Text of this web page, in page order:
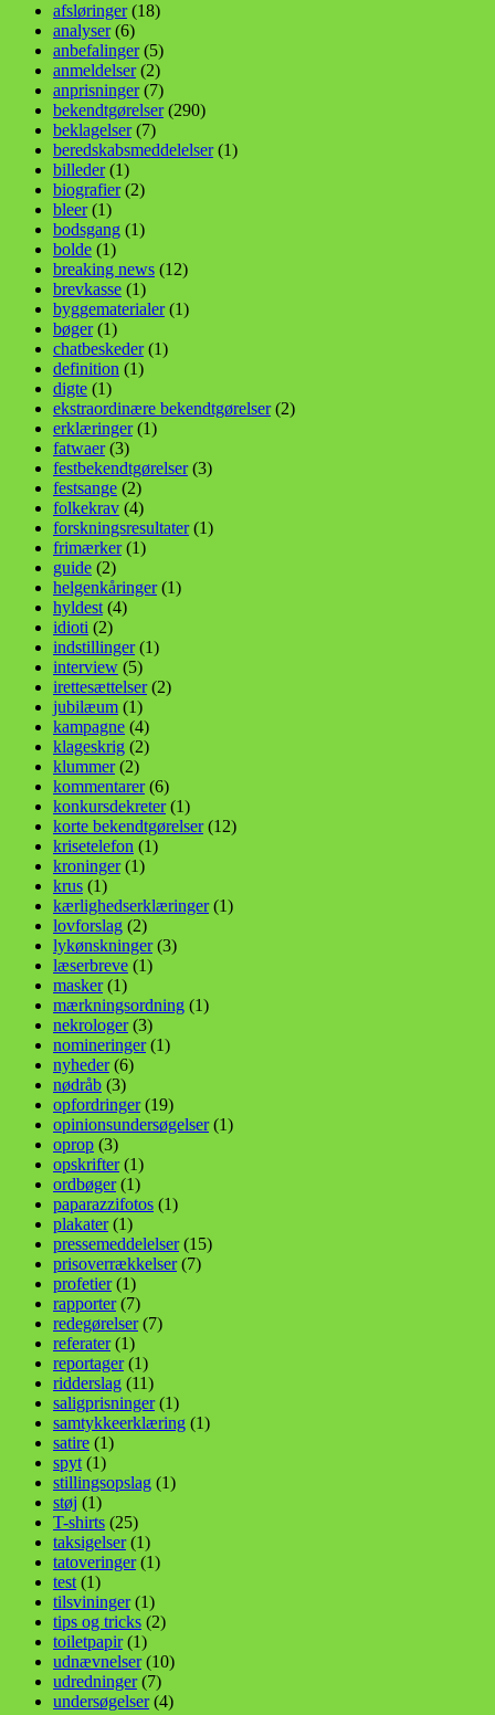
afsløringer(18)
analyser(6)
anbefalinger(5)
anmeldelser(2)
anprisninger(7)
bekendtgørelser(290)
beklagelser(7)
beredskabsmeddelelser(1)
billeder(1)
biografier(2)
bleer(1)
bodsgang (1)
bolde (1)
breaking news (12)
brevkasse (1)
byggematerialer(1)
bøger(1)
chatbeskeder(1)
definition (1)
digte (1)
ekstraordinære bekendtgørelser(2)
erklæringer(1)
fatwaer(3)
festbekendtgørelser(3)
festsange (2)
folkekrav (4)
forskningsresultater(1)
frimærker(1)
guide (2)
helgenkåringer(1)
hyldest (4)
idioti (2)
indstillinger(1)
interview (5)
irettesættelser(2)
jubilæum (1)
kampagne (4)
klageskrig (2)
klummer(2)
kommentarer(6)
konkursdekreter(1)
korte bekendtgørelser(12)
krisetelefon (1)
kroninger(1)
krus (1)
kærlighedserklæringer(1)
lovforslag (2)
lykønskninger(3)
læserbreve (1)
masker(1)
mærkningsordning (1)
nekrologer(3)
nomineringer(1)
nyheder(6)
nødråb (3)
opfordringer(19)
opinionsundersøgelser(1)
oprop (3)
opskrifter(1)
ordbøger(1)
paparazzifotos (1)
plakater(1)
pressemeddelelser(15)
prisoverrækkelser(7)
profetier(1)
rapporter(7)
redegørelser(7)
referater(1)
reportager(1)
ridderslag (11)
saligprisninger(1)
samtykkeerklæring (1)
satire (1)
spyt (1)
stillingsopslag (1)
støj (1)
T-shirts (25)
taksigelser(1)
tatoveringer(1)
test (1)
tilsvininger(1)
tips og tricks (2)
toiletpapir(1)
udnævnelser(10)
udredninger(7)
undersøgelser(4)